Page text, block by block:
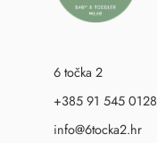
6 točka 2
+385 91 545 0128
info@6tocka2.hr